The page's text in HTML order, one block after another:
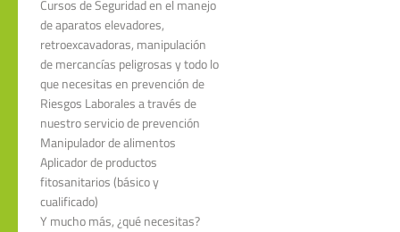
Cursos de Seguridad en el manejo
de aparatos elevadores,
retroexcavadoras, manipulación
de mercancías peligrosas y todo lo
que necesitas en prevención de
Riesgos Laborales a través de
nuestro servicio de prevención
Manipulador de alimentos
Aplicador de productos
fitosanitarios (básico y
cualificado)
Y mucho más, ¿qué necesitas?